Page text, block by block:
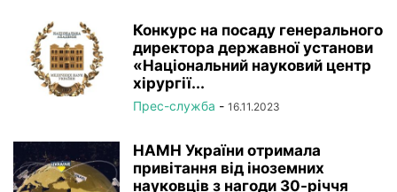
Конкурс на посаду генерального
директора державної установи
«Національний науковий центр
хірургії...
Прес-служба - 16.11.2023
НАМН України отримала
привітання від іноземних
науковців з нагоди 30-річчя